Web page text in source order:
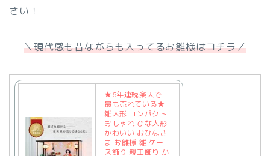
さい！
＼現代感も昔ながらも入ってるお雛様はコチラ／
★6年連続楽天で
最も売れている★
雛人形 コンパクト
おしゃれ ひな人形
かわいい おひなさ
ま お雛様 雛 ケー
ス飾り 親王飾り か